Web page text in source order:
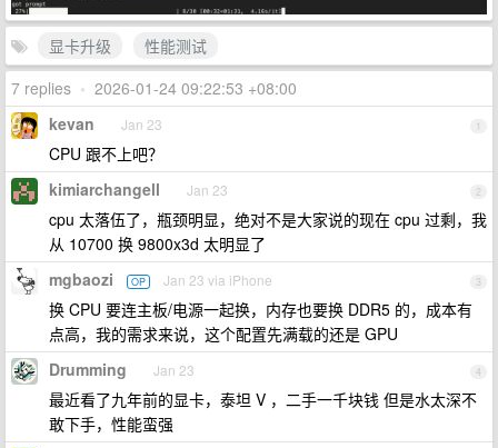
显卡升级
性能测试
7 replies • 2026-01-24 09:22:53 +08:00
1
kevan Jan 23
CPU 跟不上吧？
2
kimiarchangell Jan 23
cpu 太落伍了，瓶颈明显，绝对不是大家说的现在 cpu 过剩，我
从 10700 换 9800x3d 太明显了
3
mgbaozi OP Jan 23 via iPhone
换 CPU 要连主板/电源一起换，内存也要换 DDR5 的，成本有
点高，我的需求来说，这个配置先满载的还是 GPU
4
Drumming Jan 23
最近看了九年前的显卡，泰坦 V ，二手一千块钱 但是水太深不
敢下手，性能蛮强